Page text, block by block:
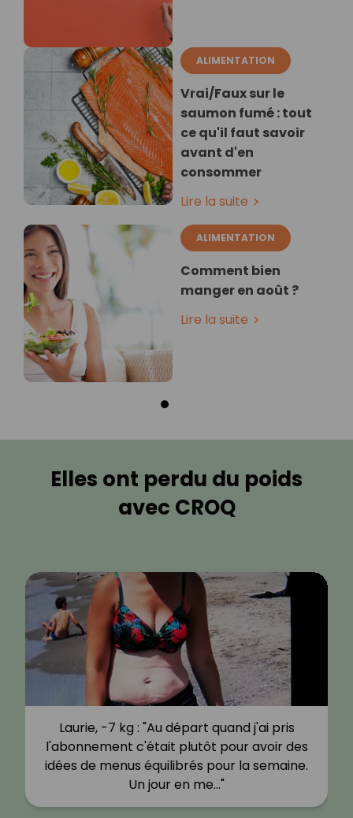
ALIMENTATION
Vrai/Faux sur le
saumon fumé : tout
ce qu'il faut savoir
avant d'en
consommer
Lire la suite
ALIMENTATION
Comment bien
manger en août ?
Lire la suite
Elles ont perdu du poids
avec CROQ
Laurie, -7 kg : "Au départ quand j'ai pris
l'abonnement c'était plutôt pour avoir des
idées de menus équilibrés pour la semaine.
Un jour en me…"